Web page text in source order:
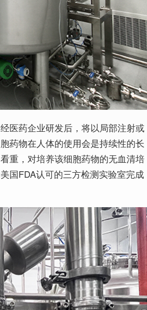
医药企业研发后，将以局部注射或
药物在人体的使用会是持续性的长
重，对培养该细胞药物的无血清培
国FDA认可的三方检测实验室完成